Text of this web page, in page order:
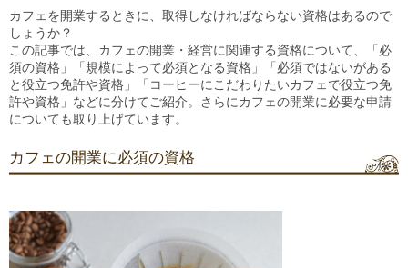
カフェを開業するときに、取得しなければならない資格はあるので
しょうか？
この記事では、カフェの開業・経営に関連する資格について、「必
須の資格」「規模によって必須となる資格」「必須ではないがある
と役立つ免許や資格」「コーヒーにこだわりたいカフェで役立つ免
許や資格」などに分けてご紹介。さらにカフェの開業に必要な申請
についても取り上げています。
カフェの開業に必須の資格